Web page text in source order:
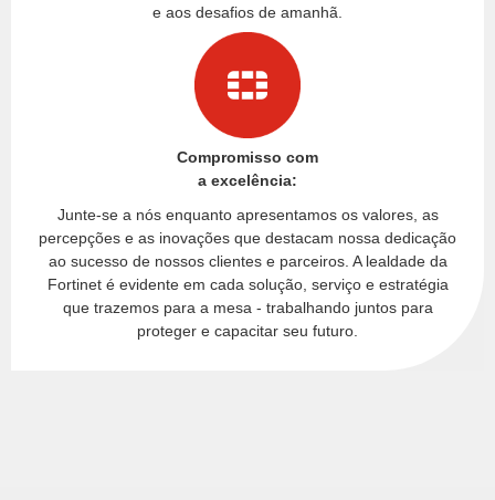
e aos desafios de amanhã.
Compromisso com
a excelência:
Junte-se a nós enquanto apresentamos os valores, as
percepções e as inovações que destacam nossa dedicação
ao sucesso de nossos clientes e parceiros. A lealdade da
Fortinet é evidente em cada solução, serviço e estratégia
que trazemos para a mesa - trabalhando juntos para
proteger e capacitar seu futuro.